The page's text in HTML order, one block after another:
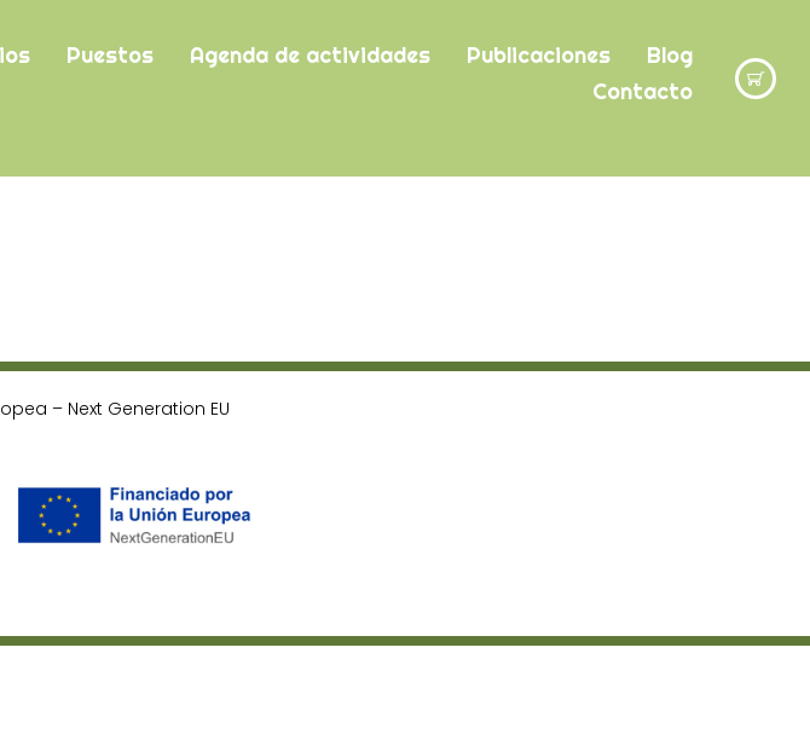
Puestos Agenda de actividades Publicaciones
Blog
Contacto
– Next Generation EU